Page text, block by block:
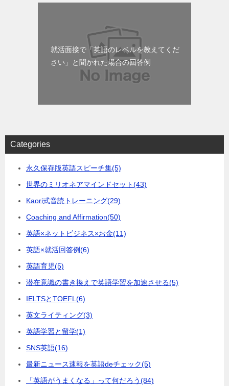
就活面接で「英語のレベルを教えてくだ
さい」と聞かれた場合の回答例
Categories
永久保存版英語スピーチ集(5)
世界のミリオネアマインドセット(43)
Kaori式音読トレーニング(29)
Coaching and Affirmation(50)
英語×ネットビジネス×お金(11)
英語×就活回答例(6)
英語育児(5)
潜在意識の書き換えで英語学習を加速させる(5)
IELTSとTOEFL (6)
英文ライティング(3)
英語学習と留学(1)
SNS英語(16)
最新ニュース速報を英語deチェック(5)
「英語がうまくなる」って何だろう(84)